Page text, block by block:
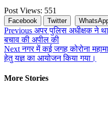
Post Views: 551
Facebook Twitter
Continue
Reading
Previous अपर पुलिस अधीक्षक ने
बचाव की अपील की
Nextनगर में कई जगह कोरोना
हेतु यज्ञ का आयोजन किया गया।
More Stories